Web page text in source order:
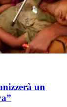
un